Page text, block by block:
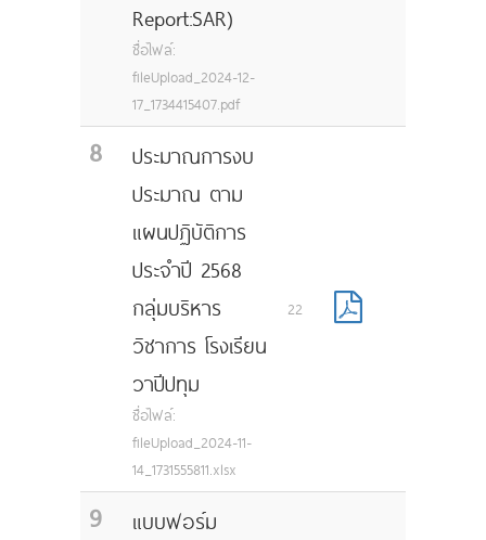
Report:SAR)
ชื่อไฟล์:
fileUpload_2024-12-
17_1734415407.pdf
8
ประมาณการงบ
ประมาณ ตาม
แผนปฏิบัติการ
ประจำปี 2568
กลุ่มบริหาร
วิชาการ โรงเรียน
วาปีปทุม
ชื่อไฟล์:
fileUpload_2024-11-
14_1731555811.xlsx
22
9 แบบฟอร์ม